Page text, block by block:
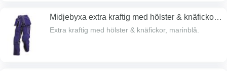
Midjebyxa extra kraftig med hölster & knäfickor,
marinblå
Extra kraftig med hölster & knäfickor, marinblå.